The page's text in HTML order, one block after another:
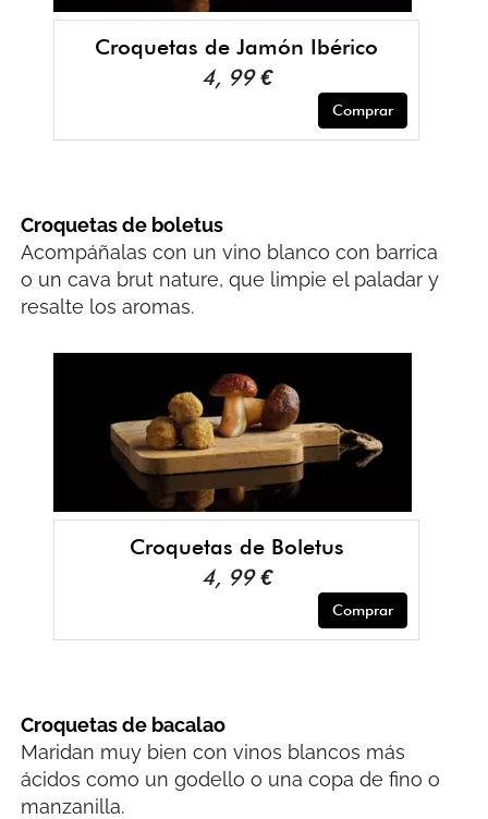
Croquetas de Jamón Ibérico
4, 99 €
Comprar
Croquetas de boletus
Acompáñalas con un vino blanco con barrica
o un cava brut nature, que limpie el paladar y
resalte los aromas.
Croquetas de Boletus
4, 99 €
Comprar
Croquetas de bacalao
Maridan muy bien con vinos blancos más
ácidos como un godello o una copa de fino o
manzanilla.